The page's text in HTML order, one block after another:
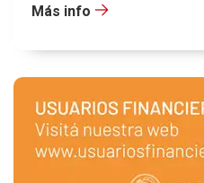
Más info